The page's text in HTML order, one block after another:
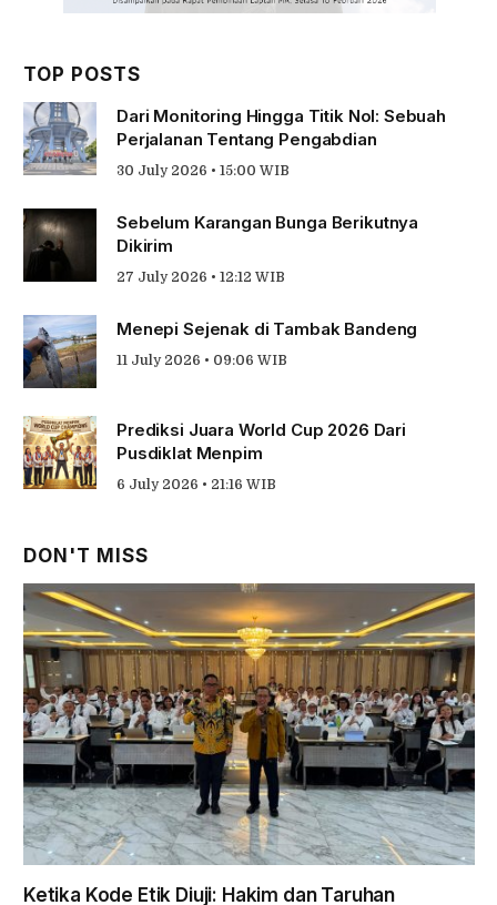
TOP POSTS
Dari Monitoring Hingga Titik Nol: Sebuah
Perjalanan Tentang Pengabdian
30 July 2026 • 15:00 WIB
Sebelum Karangan Bunga Berikutnya
Dikirim
27 July 2026 • 12:12 WIB
Menepi Sejenak di Tambak Bandeng
11 July 2026 • 09:06 WIB
Prediksi Juara World Cup 2026 Dari
Pusdiklat Menpim
6 July 2026 • 21:16 WIB
DON'T MISS
Ketika Kode Etik Diuji: Hakim dan Taruhan